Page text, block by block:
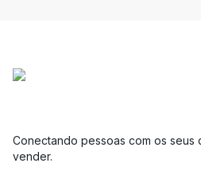
Conectando pessoas com os seus
vender.